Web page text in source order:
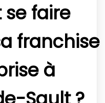
faire
franchise
à